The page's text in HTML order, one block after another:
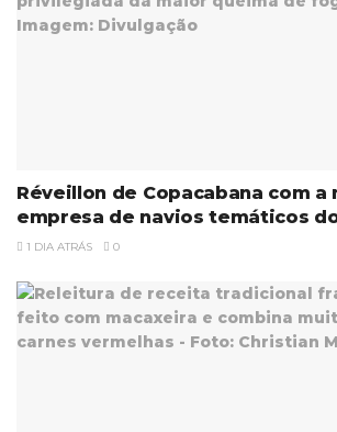
Réveillon de Copacabana com a
empresa de navios temáticos
1 DIA ATRÁS 0